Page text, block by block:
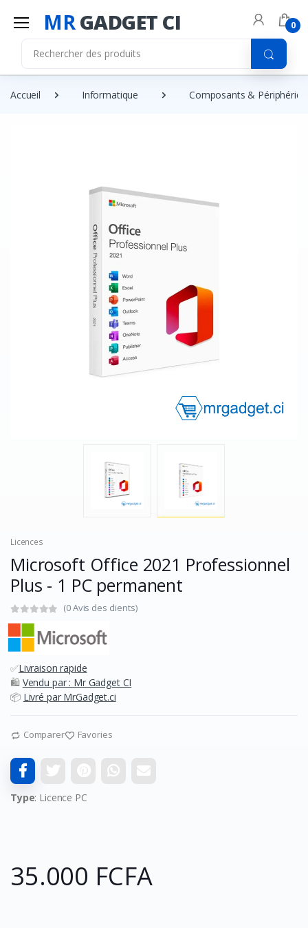
MRGADGET CI 0
Accueil Informatique Composants &
Licences
Microsoft Office 2021 Professionnel
Plus - 1 PC permanent
(0 Avis des clients)
✅Livraison rapide
🛍️ Vendu par : Mr Gadget CI
📦 Livré par MrGadget.ci
Comparer Favories
Type: Licence PC
35.000 FCFA